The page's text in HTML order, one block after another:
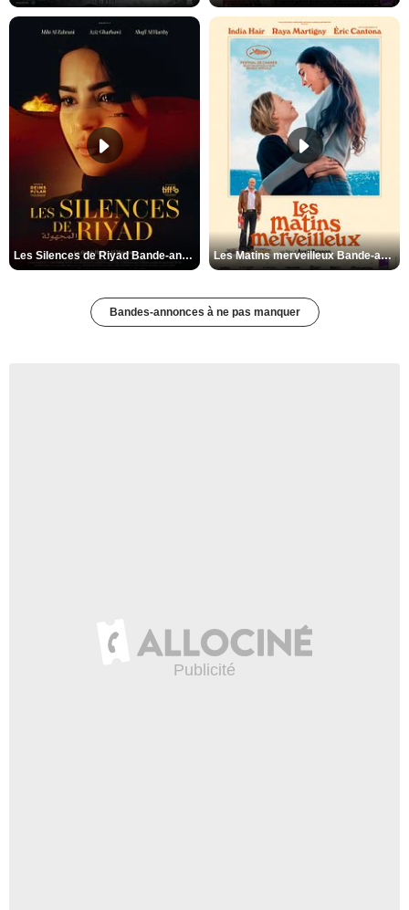
Les Silences de Riyad Bande-annonce VO STFR Les Matins merveilleux Bande-annonce VF
Bandes-annonces à ne pas manquer